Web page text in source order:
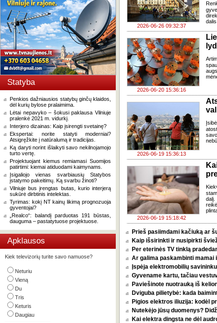
Statyba
Penkios dažniausios statybų ginčų klaidos,
dėl kurių bylose pralaimima.
Lėtai nepavyko – šokusi paklausa Vilniuje
pralenkė 2021 m. vidurkį.
Interjero dizainas: Kaip įsirengti svetainę?
Ekspertai: norite statyti moderniai?
Atsigręžkite į natūralumą ir tradicijas.
Ką daryti norint išlaikyti savo nekilnojamojo
turto vertę.
Projektuojant kiemus remiamasi Suomijos
patirtimi: kiemai atiduodami kaimynams.
Įsigaliojo vienas svarbiausių Statybos
įstatymo pakeitimų. Ką svarbu žinoti?
Vilniuje bus įrengtas butas, kurio interjerą
sukūrė dirbtinis intelektas.
Tyrimas: kokį NT kainų likimą prognozuoja
gyventojai?
„Realco“: balandį parduotas 191 būstas,
dauguma – pastatytuose projektuose.
Apklausos
Kiek televizorių turite savo namuose?
Neturiu
Vieną
Du
Tris
Keturis
Daugiau
2026-06-26 09:32:37
2026-06-20 15:36:16
2026-06-19 15:36:13
2026-06-19 15:18:42
dalį.
Prieš pasiimdami kačiuką ar
Kaip išsirinkti ir nusipirkti
Per eterinės TV tinklą
Ar galima paskambinti mamai
Įspėja elektromobilių
Gyvename kartu, tačiau
Paviešinote nuotrauką iš
Dviguba pilietybė: kada
Pigios elektros iliuzija: kodėl
Nutekėjo jūsų duomenys?
Kai elektra dingsta ne dėl